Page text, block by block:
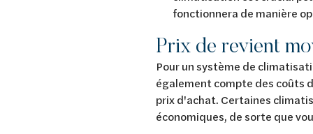
fonctionnera de manière
Prix de revient
Pour un système de
également compte des coûts
prix d'achat. Certaines
économiques, de sorte que